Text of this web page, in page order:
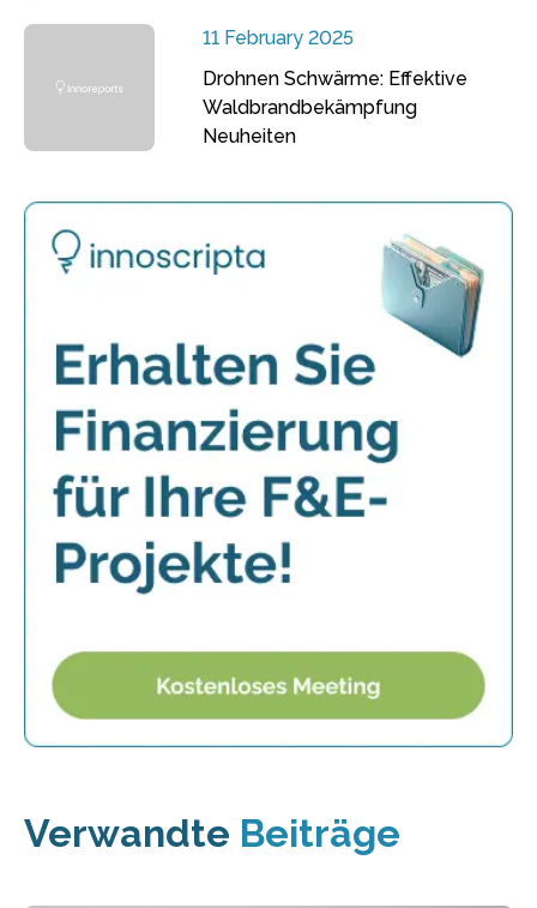
11 February 2025
Drohnen Schwärme: Effektive
Waldbrandbekämpfung
Neuheiten
Verwandte Beiträge